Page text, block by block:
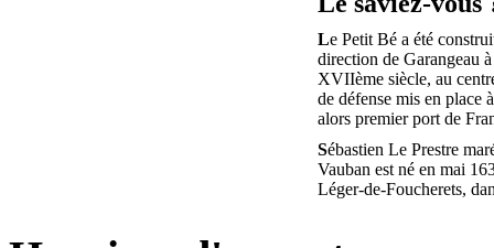
Le Petit Bé a été
direction de Garangeau
XVIIème siècle, au
de défense mis en place
alors premier port de
Sébastien Le Prestre
Vauban est né en mai
Léger-de-Foucherets,